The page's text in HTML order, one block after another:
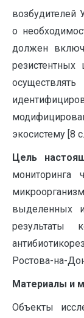
возбудителей
о
должен
экосистему [8
Цель
мониторинга
выделенных
результаты
Ростова-на-
Материалы и
Объекты